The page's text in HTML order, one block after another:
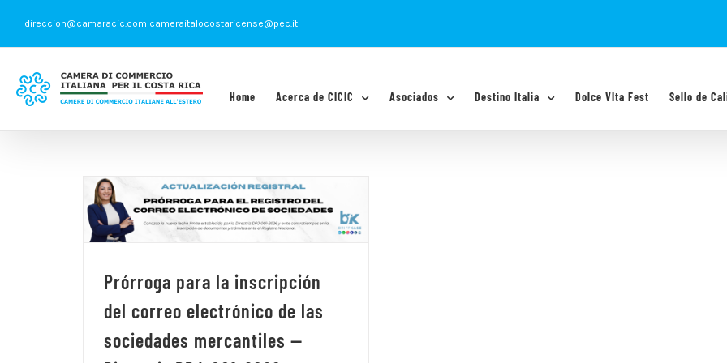
contenido
direccion@camaracic.com cameraitalocostaricense@pec.it
Home Acerca de CICIC Asociados Destino Italia Dolce VIta Fest Sello de
Prórroga para la inscripción
del correo electrónico de las
sociedades mercantiles —